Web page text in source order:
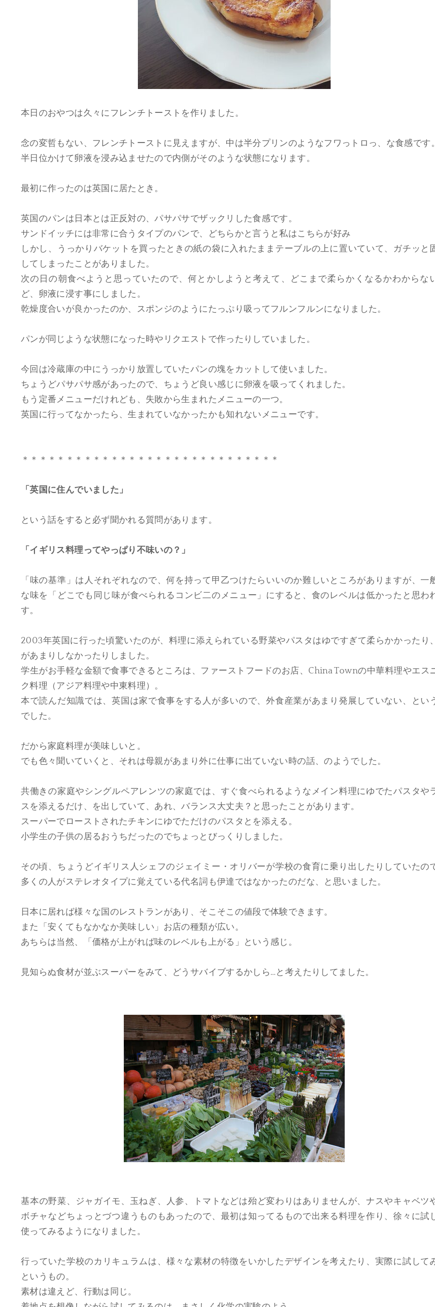
本日のおやつは久々にフレンチトーストを作りました。
念の変哲もない、フレンチトーストに見えますが、中は半分プリンのようなフワっトロっ、な食感です。
半日位かけて卵液を浸み込ませたので内側がそのような状態になります。
最初に作ったのは英国に居たとき。
英国のパンは日本とは正反対の、パサパサでザックリした食感です。
サンドイッチには非常に合うタイプのパンで、どちらかと言うと私はこちらが好み
しかし、うっかりバケットを買ったときの紙の袋に入れたままテーブルの上に置いていて、ガチッと
してしまったことがありました。
次の日の朝食べようと思っていたので、何とかしようと考えて、どこまで柔らかくなるかわからな
ど、卵液に浸す事にしました。
乾燥度合いが良かったのか、スポンジのようにたっぷり吸ってフルンフルンになりました。
パンが同じような状態になった時やリクエストで作ったりしていました。
今回は冷蔵庫の中にうっかり放置していたパンの塊をカットして使いました。
ちょうどパサパサ感があったので、ちょうど良い感じに卵液を吸ってくれました。
もう定番メニューだけれども、失敗から生まれたメニューの一つ。
英国に行ってなかったら、生まれていなかったかも知れないメニューです。
＊＊＊＊＊＊＊＊＊＊＊＊＊＊＊＊＊＊＊＊＊＊＊＊＊＊＊＊＊
「英国に住んでいました」
という話をすると必ず聞かれる質問があります。
「イギリス料理ってやっぱり不味いの？」
「味の基準」は人それぞれなので、何を持って甲乙つけたらいいのか難しいところがありますが、一
な味を「どこでも同じ味が食べられるコンビ二のメニュー」にすると、食のレベルは低かったと思わ
す。
2003年英国に行った頃驚いたのが、料理に添えられている野菜やパスタはゆですぎて柔らかかったり
があまりしなかったりしました。
学生がお手軽な金額で食事できるところは、ファーストフードのお店、China Townの中華料理やエス
ク料理（アジア料理や中東料理）。
本で読んだ知識では、英国は家で食事をする人が多いので、外食産業があまり発展していない、とい
でした。
だから家庭料理が美味しいと。
でも色々聞いていくと、それは母親があまり外に仕事に出ていない時の話、のようでした。
共働きの家庭やシングルペアレンツの家庭では、すぐ食べられるようなメイン料理にゆでたパスタや
スを添えるだけ、を出していて、あれ、バランス大丈夫？と思ったことがあります。
スーパーでローストされたチキンにゆでただけのパスタとを添える。
小学生の子供の居るおうちだったのでちょっとびっくりしました。
その頃、ちょうどイギリス人シェフのジェイミー・オリバーが学校の食育に乗り出したりしていたの
多くの人がステレオタイプに覚えている代名詞も伊達ではなかったのだな、と思いました。
日本に居れば様々な国のレストランがあり、そこそこの値段で体験できます。
また「安くてもなかなか美味しい」お店の種類が広い。
あちらは当然、「価格が上がれば味のレベルも上がる」という感じ。
見知らぬ食材が並ぶスーパーをみて、どうサバイブするかしら…と考えたりしてました。
基本の野菜、ジャガイモ、玉ねぎ、人参、トマトなどは殆ど変わりはありませんが、ナスやキャベツ
ボチャなどちょっとづつ違うものもあったので、最初は知ってるもので出来る料理を作り、徐々に試
使ってみるようになりました。
行っていた学校のカリキュラムは、様々な素材の特徴をいかしたデザインを考えたり、実際に試して
というもの。
素材は違えど、行動は同じ。